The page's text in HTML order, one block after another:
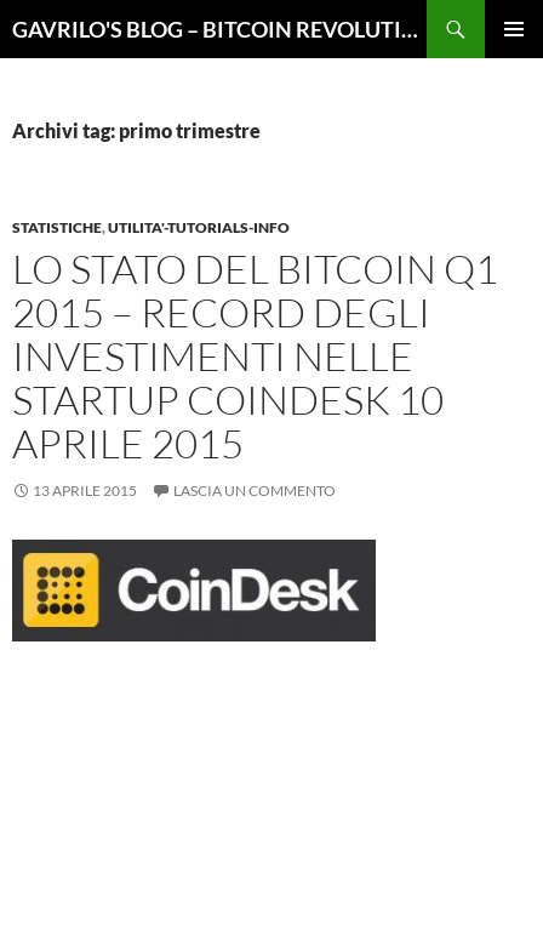
GAVRILO'S BLOG – BITCOIN REVOLUTION
Archivi tag: primo trimestre
STATISTICHE,UTILITA'-TUTORIALS-INFO
LO STATO DEL BITCOIN Q1
2015 – RECORD DEGLI
INVESTIMENTI NELLE
STARTUP COINDESK 10
APRILE 2015
13 APRILE 2015 LASCIA UN COMMENTO